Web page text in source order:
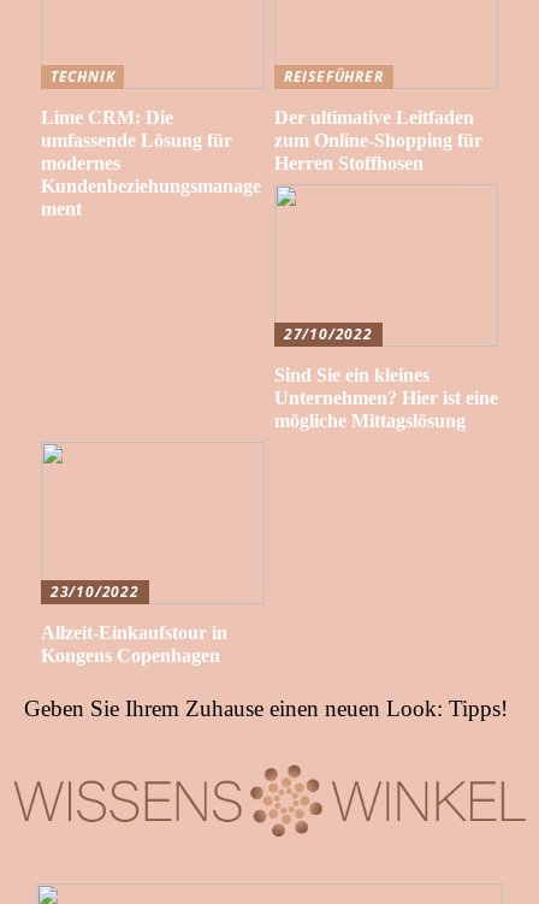
TECHNIK
Lime CRM: Die
umfassende Lösung für
modernes
Kundenbeziehungsmanage
ment
REISEFÜHRER
Der ultimative Leitfaden
zum Online-Shopping für
Herren Stoffhosen
27/10/2022
Sind Sie ein kleines
Unternehmen? Hier ist eine
mögliche Mittagslösung
23/10/2022
Allzeit-Einkaufstour in
Kongens Copenhagen
Geben Sie Ihrem Zuhause einen neuen Look: Tipps!